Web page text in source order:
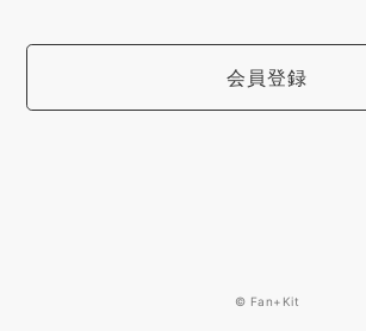
会員登録
© Fan+Kit